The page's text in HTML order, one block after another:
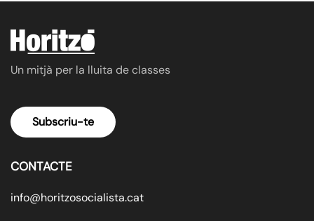
Un mitjà per la lluita de classes
Subscriu-te
CONTACTE
info@horitzosocialista.cat